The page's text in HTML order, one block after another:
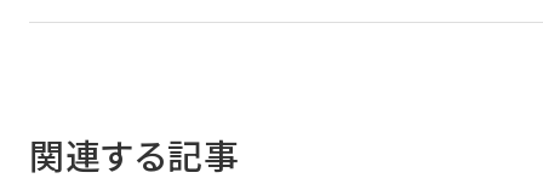
関連する記事